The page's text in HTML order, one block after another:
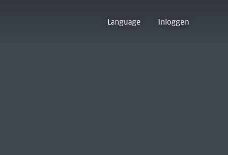
Language Inloggen